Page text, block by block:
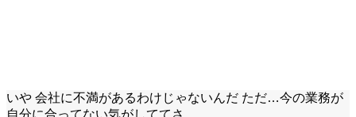
いや 会社に不満があるわけじゃないんだ ただ…今の業務が
自分に合ってない気がしててさ